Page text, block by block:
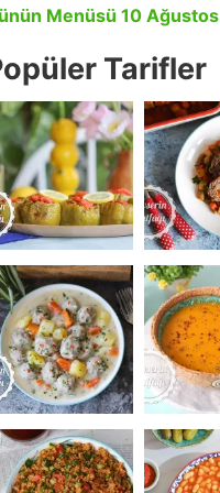
Menüsü 10 Ağustos
Tarifler